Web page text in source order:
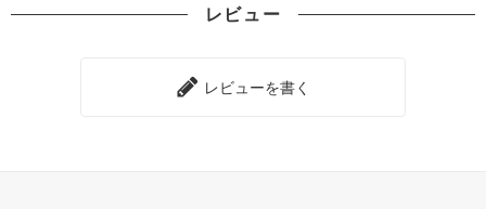
レビュー
レビューを書く